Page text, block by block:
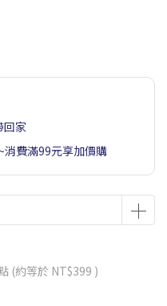
回家
費滿99元享加價購
(約等於NT$399 )